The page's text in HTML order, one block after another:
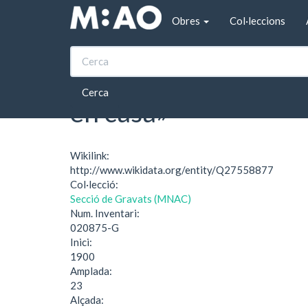
Vés al contingut
Obres
Col·leccions
Cerca
Inici «Señor Baron hay un caballero que desea
«Señor Baron hay
en casa»
Wikilink:
http://www.wikidata.org/entity/Q27558877
Col·lecció:
Secció de Gravats (MNAC)
Num. Inventari:
020875-G
Inici:
1900
Amplada:
23
Alçada: